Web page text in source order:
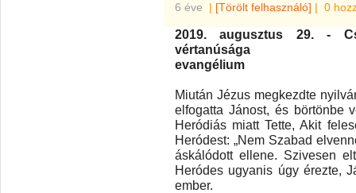
6 éve | [Törölt felhasználó] | 0
2019. augusztus 29. -
vértanúsága
evangélium
Miután Jézus megkezdte
elfogatta Jánost, és börtönbe
Heródiás miatt Tette, Akit
Heródest: „Nem Szabad
áskálódott ellene. Szivesen
Heródes ugyanis úgy érezte,
ember.